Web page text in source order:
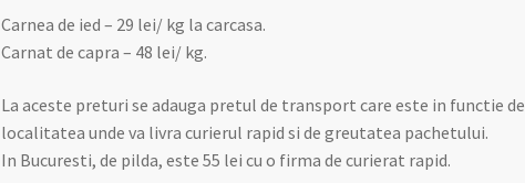
Carnea de ied – 29 lei/ kg la carcasa.
Carnat de capra – 48 lei/ kg.
La aceste preturi se adauga pretul de transport care este in functie de
localitatea unde va livra curierul rapid si de greutatea pachetului.
In Bucuresti, de pilda, este 55 lei cu o firma de curierat rapid.